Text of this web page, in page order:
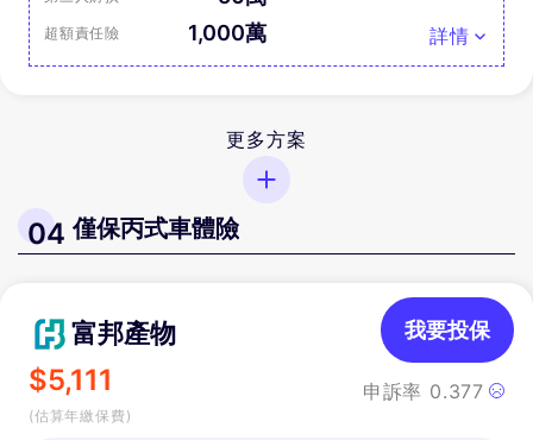
超額責任險 1,000萬 詳情
更多方案
04 僅保丙式車體險
富邦產物
$5,111
(估算年繳保費)
申訴率 0.377
我要投保